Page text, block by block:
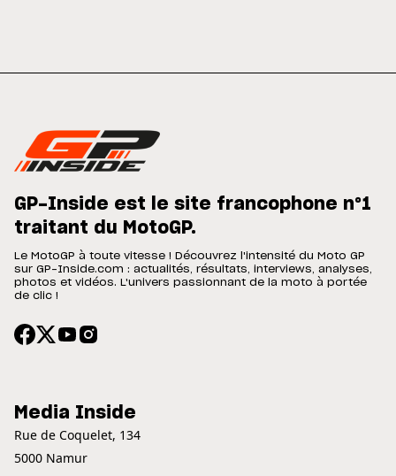
GP-Inside est le site francophone n°1
traitant du MotoGP.
Le MotoGP à toute vitesse ! Découvrez l'intensité du Moto GP
sur GP-Inside.com : actualités, résultats, interviews, analyses,
photos et vidéos. L'univers passionnant de la moto à portée
de clic !
Media Inside
Rue de Coquelet, 134
5000 Namur